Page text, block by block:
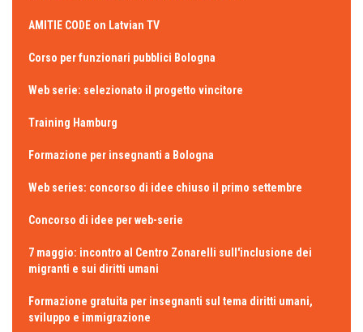
AMITIE CODE on Latvian TV
Corso per funzionari pubblici Bologna
Web serie: selezionato il progetto vincitore
Training Hamburg
Formazione per insegnanti a Bologna
Web series: concorso di idee chiuso il primo settembre
Concorso di idee per web-serie
7 maggio: incontro al Centro Zonarelli sull'inclusione dei
migranti e sui diritti umani
Formazione gratuita per insegnanti sul tema diritti umani,
sviluppo e immigrazione